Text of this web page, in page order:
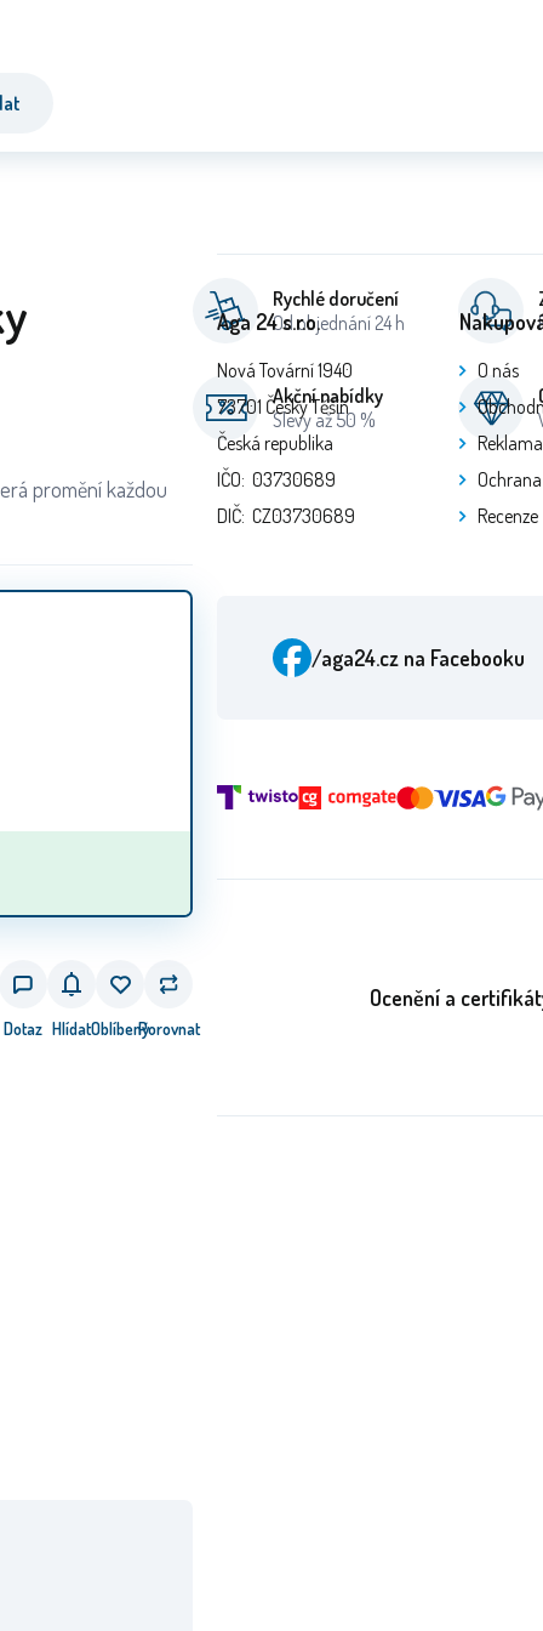
promění každou
Dotaz HlídatOblíbenýPorovnat
Rychlé doručení
Od objednání 24 h
Akční nabídky
Slevy až 50 %
Aga 24 s.r.o.
Nová Tovární 1940
73701 Český Těšín
Česká republika
IČO: 03730689
DIČ: CZ03730689
O nás
Recenze
/aga24.cz na Facebooku
Ocenění a